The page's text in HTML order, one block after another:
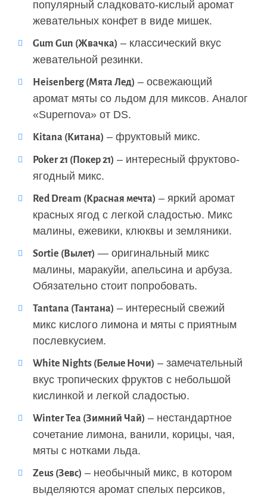
популярный сладковато-кислый аромат
жевательных конфет в виде мишек.
Gum Gun (Жвачка) – классический вкус
жевательной резинки.
Heisenberg (Мята Лед) – освежающий
аромат мяты со льдом для миксов. Аналог
«Supernova» от DS.
Kitana (Китана) – фруктовый микс.
Poker 21 (Покер 21) – интересный фруктово-
ягодный микс.
Red Dream (Красная мечта) – яркий аромат
красных ягод с легкой сладостью. Микс
малины, ежевики, клюквы и земляники.
Sortie (Вылет) — оригинальный микс
малины, маракуйи, апельсина и арбуза.
Обязательно стоит попробовать.
Tantana (Тантана) – интересный свежий
микс кислого лимона и мяты с приятным
послевкусием.
White Nights (Белые Ночи) – замечательный
вкус тропических фруктов с небольшой
кислинкой и легкой сладостью.
Winter Tea (Зимний Чай) – нестандартное
сочетание лимона, ванили, корицы, чая,
мяты с нотками льда.
Zeus (Зевс) – необычный микс, в котором
выделяются аромат спелых персиков,